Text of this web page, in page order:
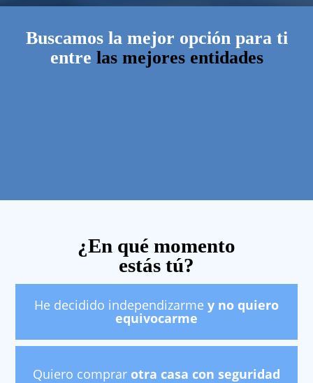
Buscamos la mejor opción para ti
entre las mejores entidades
¿En qué momento
estás tú?
He decidido independizarme y no quiero
equivocarme
Quiero comprar otra casa con seguridad